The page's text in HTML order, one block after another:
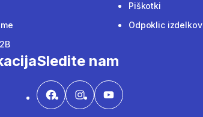
Piškotki
Odpoklic izdelkov
Sledite nam